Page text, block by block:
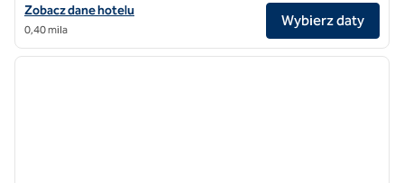
Zobacz szczegóły hotelu DoubleTree by Hilton Hotel New York
Zobacz dane hotelu
0,40 mila
Wybierz daty
1/12
1 z 12